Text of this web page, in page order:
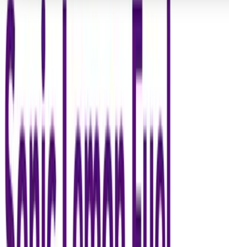
Seedbanks